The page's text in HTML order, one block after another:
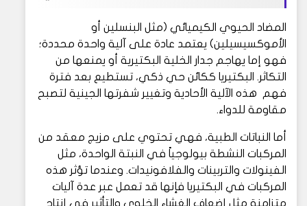
المضاد الحيوي الكيميائي (مثل البنسلين أو
الأموكسيسيلين) يعتمد عادة على آلية واحدة محددة؛
فهو إما يهاجم جدار الخلية البكتيرية أو يمنعها من
التكاثر. البكتيريا ككائن حي ذكي، تستطيع بعد فترة
فهم هذه الآلية الأحادية وتغيير شفرتها الجينية لتصبح
مقاومة للدواء.
أما النباتات الطبية، فهي تحتوي على مزيج معقد من
المركبات النشطة بيولوجياً في النبتة الواحدة، مثل
الفينولات والتربينات والفلافونيدات. وعندما تؤثر هذه
المركبات في البكتيريا فإنها قد تعمل عبر عدة آليات
متزامنة مثل إضعاف الغشاء الخلوي والتأثير في إنتاج